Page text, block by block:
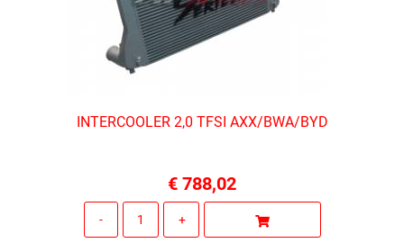
INTERCOOLER 2,0 TFSI AXX/BWA/BYD
€ 788,02